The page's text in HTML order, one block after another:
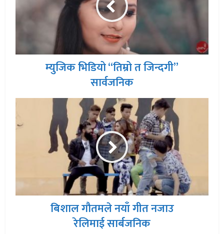
म्युजिक भिडियो “तिम्रो त जिन्दगी”
सार्वजनिक
बिशाल गौतमले नयाँ गीत नजाउ
रेलिमाई सार्बजनिक